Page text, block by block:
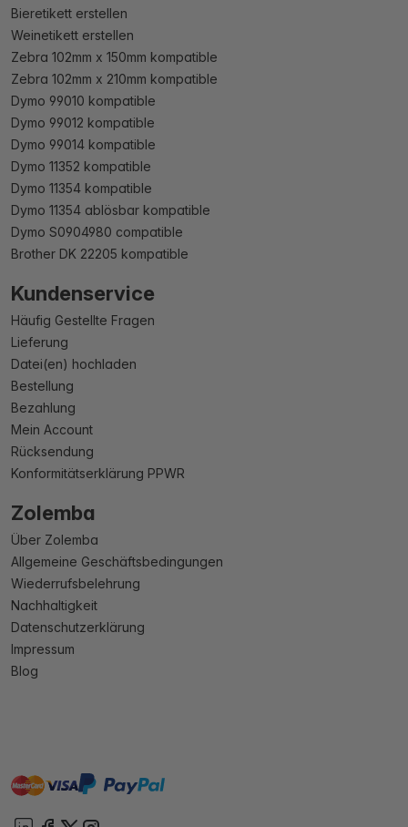
Bieretikett erstellen
Weinetikett erstellen
Zebra 102mm x 150mm kompatible
Zebra 102mm x 210mm kompatible
Dymo 99010 kompatible
Dymo 99012 kompatible
Dymo 99014 kompatible
Dymo 11352 kompatible
Dymo 11354 kompatible
Dymo 11354 ablösbar kompatible
Dymo S0904980 compatible
Brother DK 22205 kompatible
Kundenservice
Häufig Gestellte Fragen
Lieferung
Datei(en) hochladen
Bestellung
Bezahlung
Mein Account
Rücksendung
Konformitätserklärung PPWR
Zolemba
Über Zolemba
Allgemeine Geschäftsbedingungen
Wiederrufsbelehrung
Nachhaltigkeit
Datenschutzerklärung
Impressum
Blog
mastervisa paypal